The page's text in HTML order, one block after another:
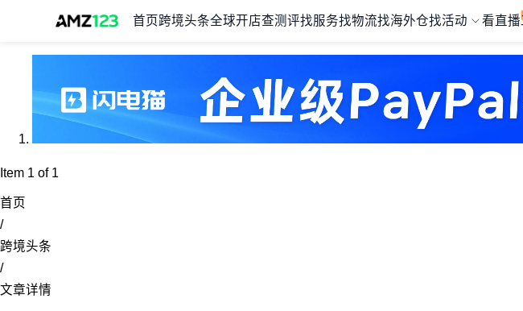
首页 跨境头条全球开店查测评找服务找物流找海外仓找活动 看直播
Item 1 of 1
首页
/
跨境头条
/
文章详情